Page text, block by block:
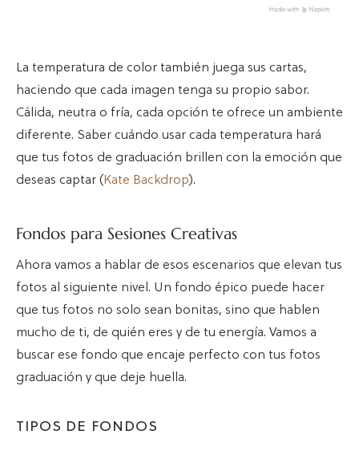
La temperatura de color también juega sus cartas,
haciendo que cada imagen tenga su propio sabor.
Cálida, neutra o fría, cada opción te ofrece un ambiente
diferente. Saber cuándo usar cada temperatura hará
que tus fotos de graduación brillen con la emoción que
deseas captar (Kate Backdrop).
Fondos para Sesiones Creativas
Ahora vamos a hablar de esos escenarios que elevan tus
fotos al siguiente nivel. Un fondo épico puede hacer
que tus fotos no solo sean bonitas, sino que hablen
mucho de ti, de quién eres y de tu energía. Vamos a
buscar ese fondo que encaje perfecto con tus fotos
graduación y que deje huella.
TIPOS DE FONDOS